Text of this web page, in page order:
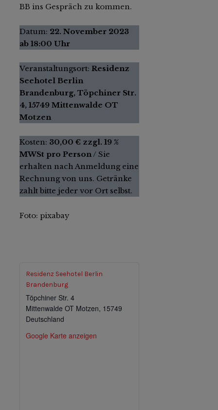
BB ins Gespräch zu kommen.
Datum: 22. November 2023
ab 18:00 Uhr
Veranstaltungsort: Residenz
Seehotel Berlin
Brandenburg, Töpchiner Str.
4, 15749 Mittenwalde OT
Motzen
Kosten: 30,00 € zzgl. 19 %
MWSt pro Person/ Sie
erhalten nach Anmeldung eine
Rechnung von uns. Getränke
zahlt bitte jeder vor Ort selbst.
Foto: pixabay
Residenz Seehotel Berlin
Brandenburg
Töpchiner Str. 4
Mittenwalde OT Motzen, 15749
Deutschland
Google Karte anzeigen